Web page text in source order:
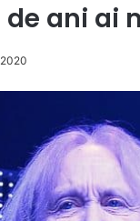
de ani ai